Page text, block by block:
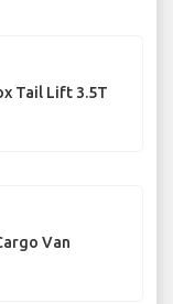
Tail Lift 3.5T
Van